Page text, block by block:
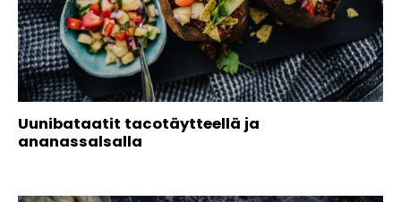
Uunibataatit tacotäytteellä ja
ananassalsalla